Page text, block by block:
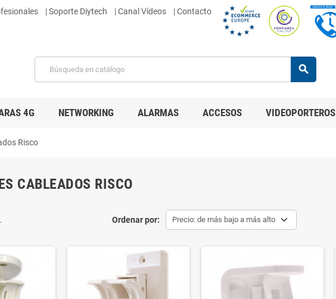
| Soporte Diytech | Canal Vídeos | Contacto
search
4G NETWORKING ALARMAS ACCESOS VIDEOPORTEROS
Risco
CABLEADOS RISCO
Ordenar por: Precio: de más bajo a más alto